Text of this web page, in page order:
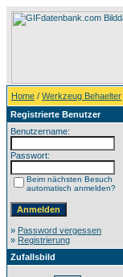
Home / Werkzeug Behaelter
Registrierte Benutzer
Benutzername:
Passwort:
Beim nächsten Besuch
automatisch anmelden?
» Password vergessen
» Registrierung
Zufallsbild